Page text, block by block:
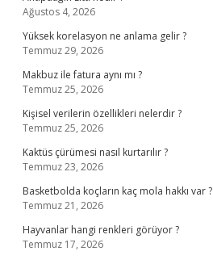
Ağustos 4, 2026
Yüksek korelasyon ne anlama gelir ?
Temmuz 29, 2026
Makbuz ile fatura aynı mı ?
Temmuz 25, 2026
Kişisel verilerin özellikleri nelerdir ?
Temmuz 25, 2026
Kaktüs çürümesi nasıl kurtarılır ?
Temmuz 23, 2026
Basketbolda koçların kaç mola hakkı var ?
Temmuz 21, 2026
Hayvanlar hangi renkleri görüyor ?
Temmuz 17, 2026